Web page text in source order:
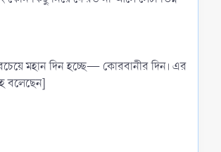
মহান দিন হচ্ছে— কোরবানীর দিন। এর
বলেছেন]